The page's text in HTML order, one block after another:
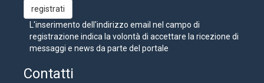
L'inserimento dell'indirizzo email nel campo di
registrazione indica la volontà di accettare la ricezione di
messaggi e news da parte del portale
Contatti